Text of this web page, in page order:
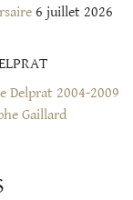
6 juillet 2026
Delprat 2004-2009
Gaillard